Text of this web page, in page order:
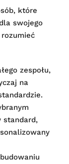
które
swojego
zespołu,
na
standard,